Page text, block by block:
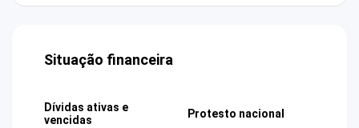
Situação financeira
Dívidas ativas e
vencidas
Protesto nacional